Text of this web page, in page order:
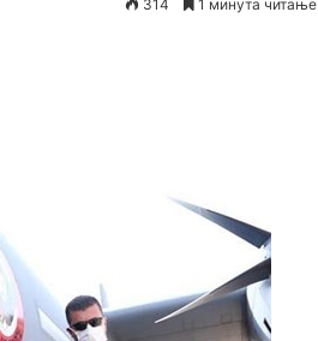
314 1 минута читање